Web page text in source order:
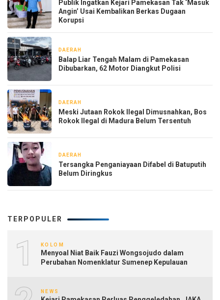
Publik Ingatkan Kejari Pamekasan Tak ‘Masuk
Angin’ Usai Kembalikan Berkas Dugaan
Korupsi
DAERAH
Balap Liar Tengah Malam di Pamekasan
Dibubarkan, 62 Motor Diangkut Polisi
DAERAH
Meski Jutaan Rokok Ilegal Dimusnahkan, Bos
Rokok Ilegal di Madura Belum Tersentuh
DAERAH
Tersangka Penganiayaan Difabel di Batuputih
Belum Diringkus
TERPOPULER
1 KOLOM
Menyoal Niat Baik Fauzi Wongsojudo dalam
Perubahan Nomenklatur Sumenep Kepulauan
NEWS